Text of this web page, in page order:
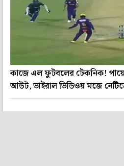
কাজে এল ফুটবলের টেকনিক!
আউট, ভাইরাল ভিডিওয় মজে